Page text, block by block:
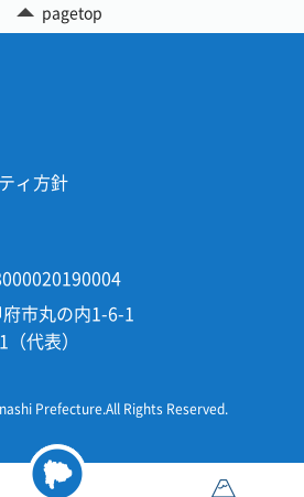
pagetop
ィ方針
市丸の内1-6-1
代表）
Prefecture.All Rights Reserved.